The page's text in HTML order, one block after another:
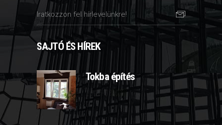
SAJTÓ ÉS HÍREK
Tokba építés
2025-03-07